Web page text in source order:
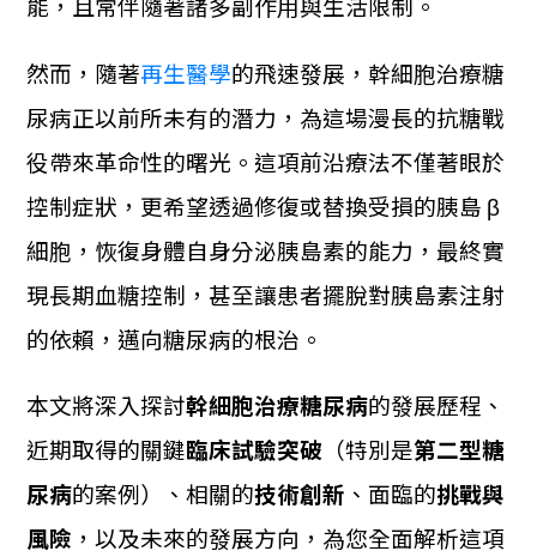
然而，隨著再生醫學的飛速發展，幹細胞治療糖
尿病正以前所未有的潛力，為這場漫長的抗糖戰
役帶來革命性的曙光。這項前沿療法不僅著眼於
控制症狀，更希望透過修復或替換受損的胰島 β
細胞，恢復身體自身分泌胰島素的能力，最終實
現長期血糖控制，甚至讓患者擺脫對胰島素注射
的依賴，邁向糖尿病的根治。
本文將深入探討幹細胞治療糖尿病的發展歷程、
近期取得的關鍵臨床試驗突破 （特別是第二型糖
尿病的案例）、相關的技術創新 、面臨的挑戰與
風險 ，以及未來的發展方向，為您全面解析這項